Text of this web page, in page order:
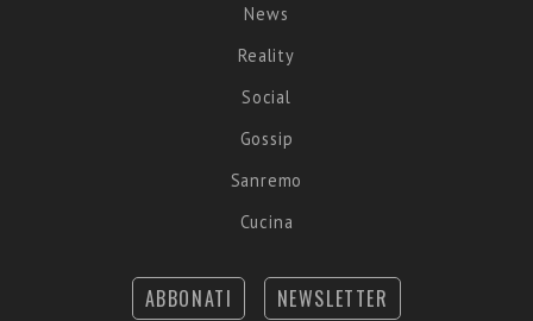
News
Reality
Social
Gossip
Sanremo
Cucina
ABBONATI NEWSLETTER